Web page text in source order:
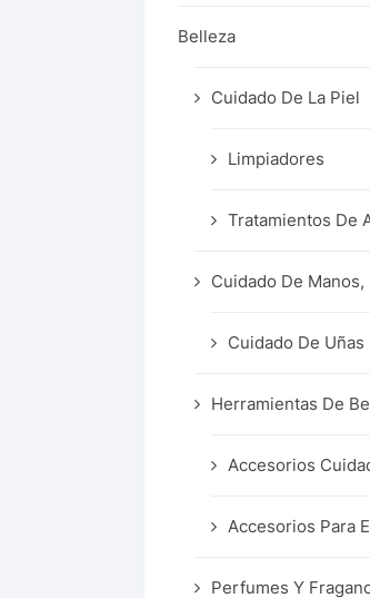
Belleza
Cuidado De La Piel
Limpiadores
Tratamientos De
Cuidado De Manos,
Cuidado De Uñas
Herramientas De
Accesorios
Accesorios Para
Perfumes Y